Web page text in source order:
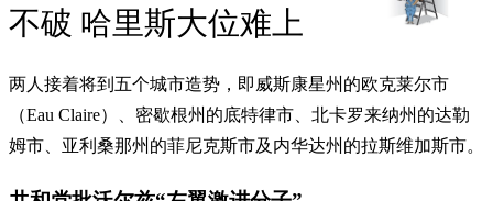
不破 哈里斯大位难上
两人接着将到五个城市造势，即威斯康星州的欧克莱尔市
（Eau Claire）、密歇根州的底特律市、北卡罗来纳州的达勒
姆市、亚利桑那州的菲尼克斯市及内华达州的拉斯维加斯市。